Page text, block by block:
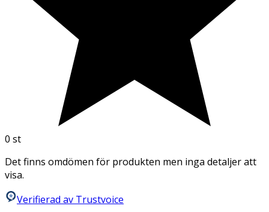
0 st
Det finns omdömen för produkten men inga detaljer att
visa.
Verifierad av Trustvoice